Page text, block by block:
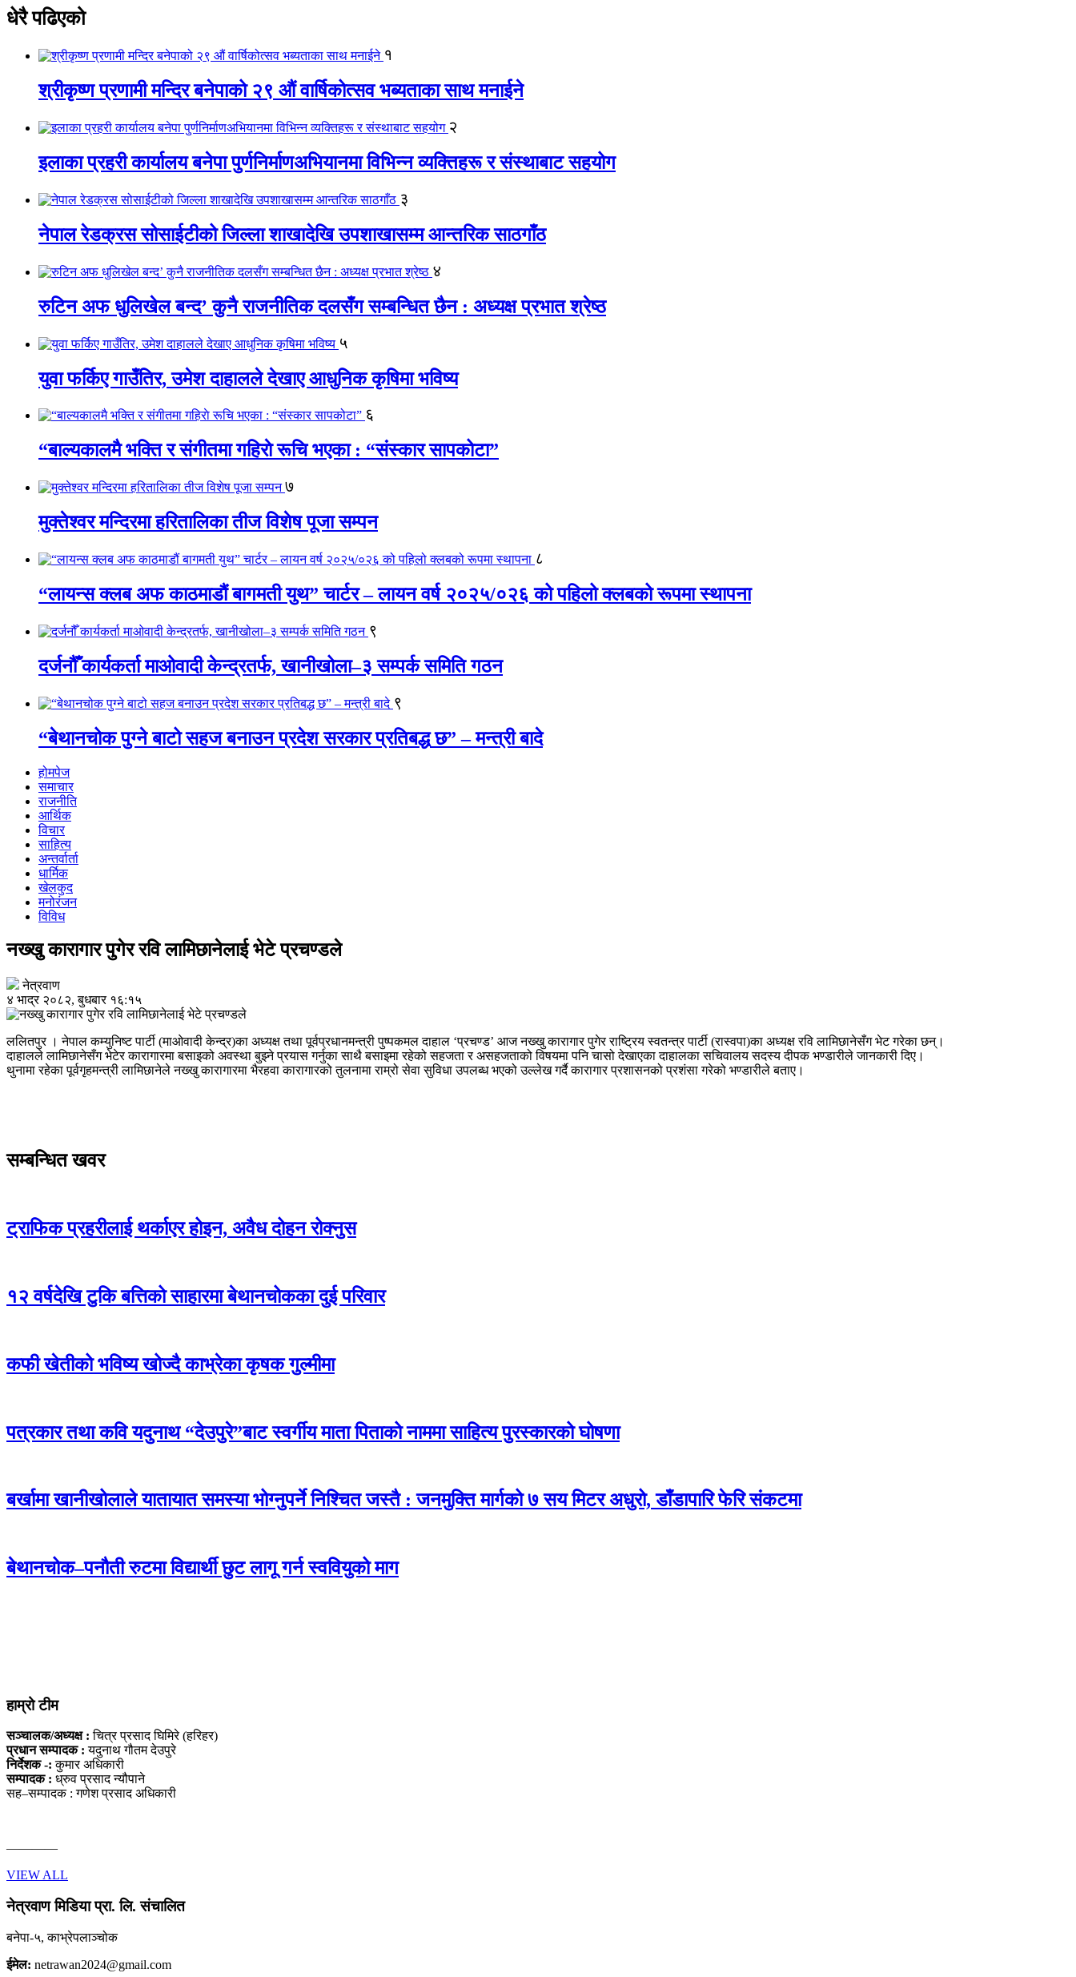
धेरै पढिएको
१
श्रीकृष्ण प्रणामी मन्दिर बनेपाको २९ औं वार्षिकोत्सव भब्यताका साथ मनाईने
२
इलाका प्रहरी कार्यालय बनेपा पुर्णनिर्माणअभियानमा विभिन्न व्यक्तिहरू र संस्थाबाट सहयोग
३
नेपाल रेडक्रस सोसाईटीको जिल्ला शाखादेखि उपशाखासम्म आन्तरिक साठगाँठ
४
रुटिन अफ धुलिखेल बन्द’ कुनै राजनीतिक दलसँग सम्बन्धित छैन : अध्यक्ष प्रभात श्रेष्ठ
५
युवा फर्किए गाउँतिर, उमेश दाहालले देखाए आधुनिक कृषिमा भविष्य
६
“बाल्यकालमै भक्ति र संगीतमा गहिराे रूचि भएका : “संस्कार सापकोटा”
७
मुक्तेश्वर मन्दिरमा हरितालिका तीज विशेष पूजा सम्पन
८
“लायन्स क्लब अफ काठमाडौं बागमती युथ” चार्टर – लायन वर्ष २०२५/०२६ को पहिलो क्लबको रूपमा स्थापना
९
दर्जनौँ कार्यकर्ता माओवादी केन्द्रतर्फ, खानीखोला–३ सम्पर्क समिति गठन
९
“बेथानचोक पुग्ने बाटो सहज बनाउन प्रदेश सरकार प्रतिबद्ध छ” – मन्त्री बादे
होमपेज
समाचार
राजनीति
आर्थिक
विचार
साहित्य
अन्तर्वार्ता
धार्मिक
खेलकुद
मनोरंजन
विविध
नख्खु कारागार पुगेर रवि लामिछानेलाई भेटे प्रचण्डले
नेत्रवाण
४ भाद्र २०८२, बुधबार १६:१५
ललितपुर । नेपाल कम्युनिष्ट पार्टी (माओवादी केन्द्र)का अध्यक्ष तथा पूर्वप्रधानमन्त्री पुष्पकमल दाहाल ‘प्रचण्ड’ आज नख्खु कारागार पुगेर राष्ट्रिय स्वतन्त्र पार्टी (रास्वपा)का अध्यक्ष रवि लामिछानेसँग भेट गरेका छन्।
दाहालले लामिछानेसँग भेटेर कारागारमा बसाइको अवस्था बुझ्ने प्रयास गर्नुका साथै बसाइमा रहेको सहजता र असहजताको विषयमा पनि चासो देखाएका दाहालका सचिवालय सदस्य दीपक भण्डारीले जानकारी दिए।
थुनामा रहेका पूर्वगृहमन्त्री लामिछानेले नख्खु कारागारमा भैरहवा कारागारको तुलनामा राम्रो सेवा सुविधा उपलब्ध भएको उल्लेख गर्दै कारागार प्रशासनको प्रशंसा गरेको भण्डारीले बताए।
सम्बन्धित खवर
ट्राफिक प्रहरीलाई थर्काएर होइन, अवैध दोहन रोक्नुस
१२ वर्षदेखि टुकि बत्तिको साहारमा बेथानचोकका दुई परिवार
कफी खेतीको भविष्य खोज्दै काभ्रेका कृषक गुल्मीमा
पत्रकार तथा कवि यदुनाथ “देउपुरे”बाट स्वर्गीय माता पिताको नाममा साहित्य पुरस्कारको घोषणा
बर्खामा खानीखोलाले यातायात समस्या भोग्नुपर्ने निश्चित जस्तै : जनमुक्ति मार्गको ७ सय मिटर अधुरो, डाँडापारि फेरि संकटमा
बेथानचोक–पनौती रुटमा विद्यार्थी छुट लागू गर्न स्ववियुको माग
हाम्रो टीम
सञ्चालक/अध्यक्ष : चित्र प्रसाद घिमिरे (हरिहर)
प्रधान सम्पादक : यदुनाथ गौतम देउपुरे
निर्देशक -: कुमार अधिकारी
सम्पादक : ध्रुव प्रसाद न्यौपाने
सह–सम्पादक : गणेश प्रसाद अधिकारी
————
VIEW ALL
नेत्रवाण मिडिया प्रा. लि. संचालित
बनेपा-५, काभ्रेपलाञ्चोक
ईमेल: netrawan2024@gmail.com